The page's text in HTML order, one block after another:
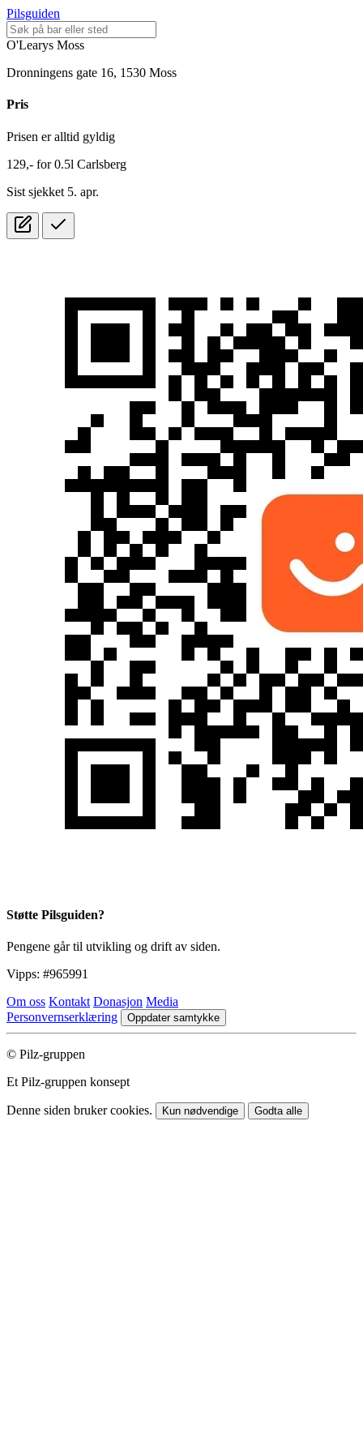
Pilsguiden
O'Learys Moss
Dronningens gate 16, 1530 Moss
Pris
Prisen er alltid gyldig
129,- for0.5l Carlsberg
Sist sjekket 5. apr.
Støtte Pilsguiden?
Pengene går til utvikling og drift av siden.
Vipps: #965991
Om oss Kontakt Donasjon Media
Personvernserklæring
Oppdater samtykke
© Pilz-gruppen
Et Pilz-gruppen konsept
Denne siden bruker cookies. Kun nødvendige Godta alle